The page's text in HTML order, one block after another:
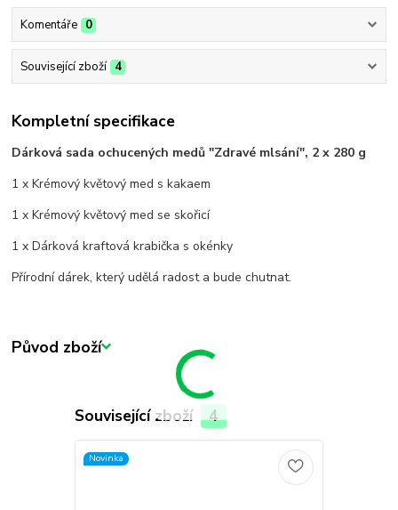
Komentáře 0
Související zboží 4
Kompletní specifikace
Dárková sada ochucených medů "Zdravé mlsání", 2 x 280 g
1 x Krémový květový med s kakaem
1 x Krémový květový med se skořicí
1 x Dárková kraftová krabička s okénky
Přírodní dárek, který udělá radost a bude chutnat.
Původ zboží
Související zboží 4
Novinka